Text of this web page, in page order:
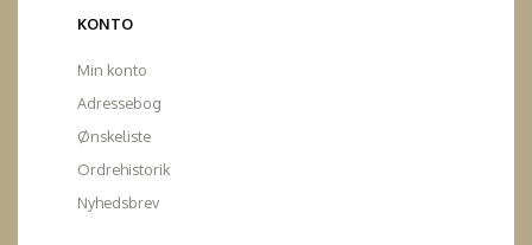
KONTO
Min konto
Adressebog
Ønskeliste
Ordrehistorik
Nyhedsbrev